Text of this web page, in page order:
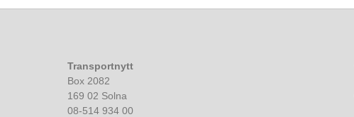
Transportnytt
Box 2082
169 02 Solna
08-514 934 00